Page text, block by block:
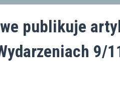
publikuje
9/